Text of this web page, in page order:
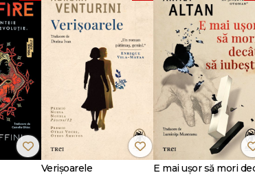
legate de bani, poți să faci din fiecare cumpărătură
în care îți schimbi perspectiva, de la a vedea ce îți lipsește
puterea de a atrage bogăția în viața ta.
al celor bogați", Suh Yoon Lee a studiat atât
secretele îmbogățirii. Începând cu vârsta de 25 de ani, a
săptămânale prestigioase din Coreea de Sud îi solicită
un MBA în finanțe la Școala Wharton din cadrul
prestigioase. De asemenea, până de curând, a fost
Verișoarele